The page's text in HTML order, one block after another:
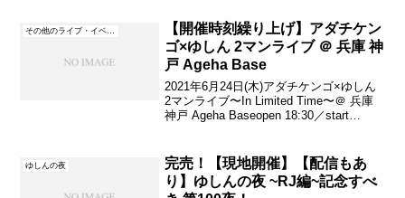
【開催時刻繰り上げ】アダチケン
ゴ×ゆしん 2マンライブ ＠ 兵庫 神
戸 Ageha Base
2021年6月24日(木)アダチケンゴ×ゆしん
2マンライブ〜In Limited Time〜＠ 兵庫
神戸 Ageha Baseopen 18:30／start
ゆしんの夜
完売！【現地開催】【配信もあ
り】ゆしんの夜 ~RJ編~記念すべ